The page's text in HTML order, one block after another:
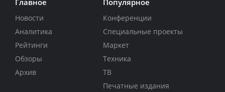
Новости
Аналитика
Рейтинги
Обзоры
Архив
Конференции
Специальные проекты
Маркет
Техника
ТВ
Печатные издания